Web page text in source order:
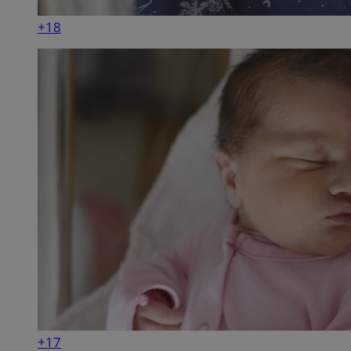
+18
+17